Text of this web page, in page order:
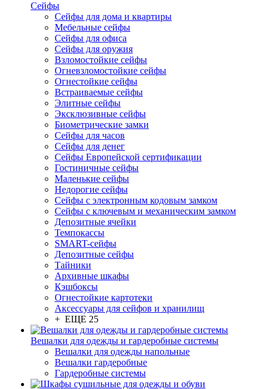
Сейфы
Сейфы для дома и квартиры
Мебельные сейфы
Сейфы для офиса
Сейфы для оружия
Взломостойкие сейфы
Огневзломостойкие сейфы
Огнестойкие сейфы
Встраиваемые сейфы
Элитные сейфы
Эксклюзивные сейфы
Биометрические замки
Сейфы для часов
Сейфы для денег
Сейфы Европейской сертификации
Гостиничные сейфы
Маленькие сейфы
Недорогие сейфы
Сейфы с электронным кодовым замком
Сейфы с ключевым и механическим замком
Депозитные ячейки
Темпокассы
SMART-сейфы
Депозитные сейфы
Тайники
Архивные шкафы
Кэшбоксы
Огнестойкие картотеки
Аксессуары для сейфов и хранилищ
+ ЕЩЕ 25
Вешалки для одежды и гардеробные системы
Вешалки для одежды напольные
Вешалки гардеробные
Гардеробные системы